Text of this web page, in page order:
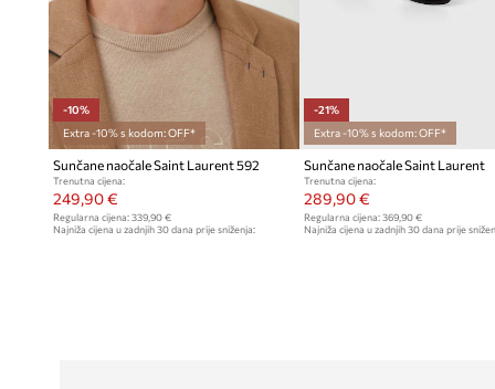
-10%
Extra -10% s kodom: OFF*
Sunčane naočale Saint Laurent 592
Trenutna cijena:
249,90 €
Regularna cijena: 339,90 €
Najniža cijena u zadnjih 30 dana prije sniženja:
-21%
Extra -10% s kodom: OFF*
Sunčane naočale Saint Laurent
Trenutna cijena:
289,90 €
Regularna cijena:369,90 €
Najniža cijena u zadnjih 30 dana prije